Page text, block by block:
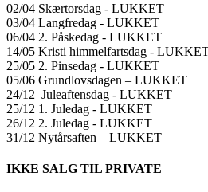
02/04 Skærtorsdag ​​- LUKKET
03/04 Langfredag ​​- LUKKET
06/04 2. Påskedag ​​- LUKKET
14/05 Kristi himmelfartsdag ​​-
25/05 2. Pinsedag ​​- LUKKET
05/06 Grundlovsdagen – LUKKET
24/12 Juleaftensdag ​​- LUKKET
25/12 1. Juledag ​​- LUKKET
26/12 2. Juledag ​​- LUKKET
31/12 Nytårsaften – LUKKET
IKKE SALG TIL PRIVATE